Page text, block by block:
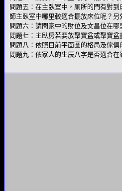
問題五：在主臥室中，厠所的門有對
師主臥室中哪里較適合擺放床位呢？
問題六：請問家中的財位及文昌位在哪
問題七：主臥房若要放聚寶盆或聚寶
問題八：依照目前平面圖的格局及傢
問題九：依家人的生辰八字是否適合